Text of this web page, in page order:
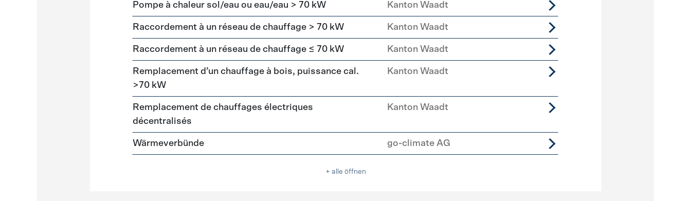
Pompe à chaleur sol/eau ou eau/eau > 70 kW Kanton Waadt
Raccordement à un réseau de chauffage > 70 kW Kanton Waadt
Raccordement à un réseau de chauffage ≤ 70 kW Kanton Waadt
Remplacement d’un chauffage à bois, puissance cal.
>70 kW
Kanton Waadt
Remplacement de chauffages électriques
décentralisés
Kanton Waadt
Wärmeverbünde go-climate AG
+ alle öffnen